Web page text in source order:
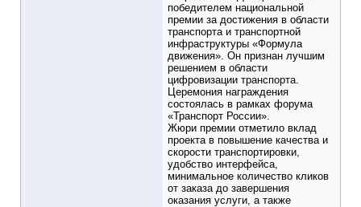
победителем национальной
премии за достижения в области
транспорта и транспортной
инфраструктуры «Формула
движения». Он признан лучшим
решением в области
цифровизации транспорта.
Церемония награждения
состоялась в рамках форума
«Транспорт России».
Жюри премии отметило вклад
проекта в повышение качества и
скорости транспортировки,
удобство интерфейса,
минимальное количество кликов
от заказа до завершения
оказания услуги, а также